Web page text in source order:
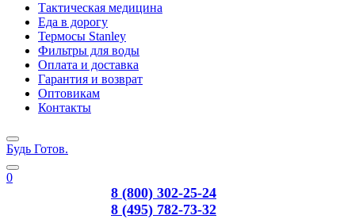
Тактическая медицина
Еда в дорогу
Термосы Stanley
Фильтры для воды
Оплата и доставка
Гарантия и возврат
Оптовикам
Контакты
Будь Готов.
0
8 (800) 302-25-24
8 (495) 782-73-32